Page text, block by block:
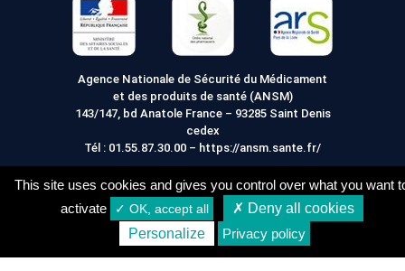
Acheter
Web
Agence Nationale de Sécurité du Médicament
et des produits de santé (ANSM)
143/147, bd Anatole France – 93285 Saint Denis
cedex
Tél : 01.55.87.30.00 – https://ansm.sante.fr/
Mentions légales
Conditions générales de vente
Conditions de Livraison
Vie Privée
This site uses cookies and gives you control over what you want
activate
✓ OK, accept all
✗ Deny all cookies
Personalize
Privacy policy